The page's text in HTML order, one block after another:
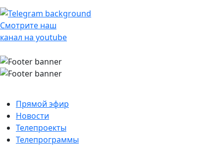
Смотрите наш
канал на youtube
Прямой эфир
Новости
Телепроекты
Телепрограммы